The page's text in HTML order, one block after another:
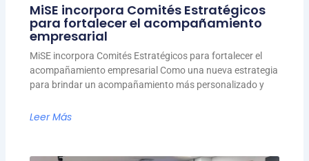
MiSE incorpora Comités Estratégicos
para fortalecer el acompañamiento
empresarial
MiSE incorpora Comités Estratégicos para fortalecer el
acompañamiento empresarial Como una nueva estrategia
para brindar un acompañamiento más personalizado y
Leer Más